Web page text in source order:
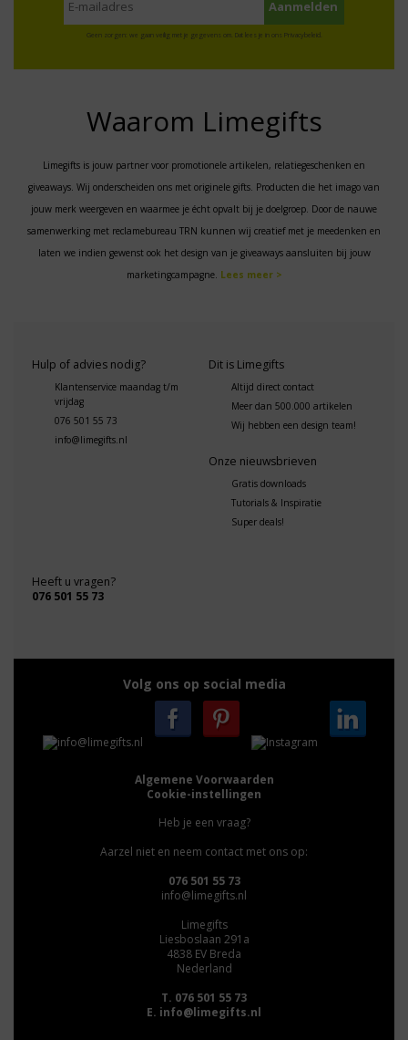
Geen zorgen: we gaan veilig met je gegevens om. Dat lees je in ons Privacybeleid.
Waarom Limegifts
Limegifts is jouw partner voor promotionele artikelen, relatiegeschenken en
giveaways. Wij onderscheiden ons met originele gifts. Producten die het imago van
jouw merk weergeven en waarmee je écht opvalt bij je doelgroep. Door de nauwe
samenwerking met reclamebureau TRN kunnen wij creatief met je meedenken en
laten we indien gewenst ook het design van je giveaways aansluiten bij jouw
marketingcampagne. Lees meer >
Hulp of advies nodig?
Klantenservice maandag t/m
vrijdag
076 501 55 73
info@limegifts.nl
Dit is Limegifts
Altijd direct contact
Meer dan 500.000 artikelen
Wij hebben een design team!
Onze nieuwsbrieven
Gratis downloads
Tutorials & Inspiratie
Super deals!
Heeft u vragen?
076 501 55 73
Volg ons op social media
Algemene Voorwaarden
Cookie-instellingen
Heb je een vraag?
Aarzel niet en neem contact met ons op:
076 501 55 73
info@limegifts.nl
Limegifts
Liesboslaan 291a
4838 EV Breda
Nederland
T. 076 501 55 73
E. info@limegifts.nl